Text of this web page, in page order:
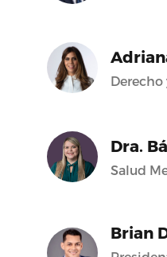
Dra.
Salud
Brian